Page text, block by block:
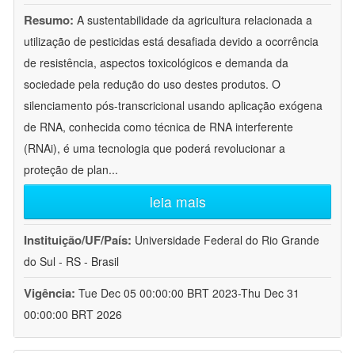
Resumo: A sustentabilidade da agricultura relacionada a
utilização de pesticidas está desafiada devido a ocorrência
de resistência, aspectos toxicológicos e demanda da
sociedade pela redução do uso destes produtos. O
silenciamento pós-transcricional usando aplicação exógena
de RNA, conhecida como técnica de RNA interferente
(RNAi), é uma tecnologia que poderá revolucionar a
proteção de plan...
leia mais
Instituição/UF/País: Universidade Federal do Rio Grande
do Sul - RS - Brasil
Vigência: Tue Dec 05 00:00:00 BRT 2023-Thu Dec 31
00:00:00 BRT 2026